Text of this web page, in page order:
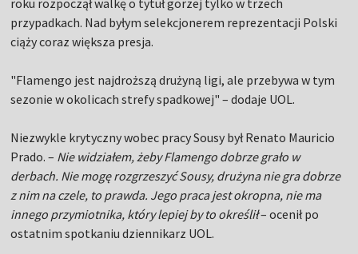
roku rozpoczął walkę o tytuł gorzej tylko w trzech
przypadkach. Nad byłym selekcjonerem reprezentacji Polski
ciąży coraz większa presja.
"Flamengo jest najdroższą drużyną ligi, ale przebywa w tym
sezonie w okolicach strefy spadkowej" – dodaje UOL.
Niezwykle krytyczny wobec pracy Sousy był Renato Mauricio
Prado. – Nie widziałem, żeby Flamengo dobrze grało w
derbach. Nie mogę rozgrzeszyć Sousy, drużyna nie gra dobrze
z nim na czele, to prawda. Jego praca jest okropna, nie ma
innego przymiotnika, który lepiej by to określił– ocenił po
ostatnim spotkaniu dziennikarz UOL.